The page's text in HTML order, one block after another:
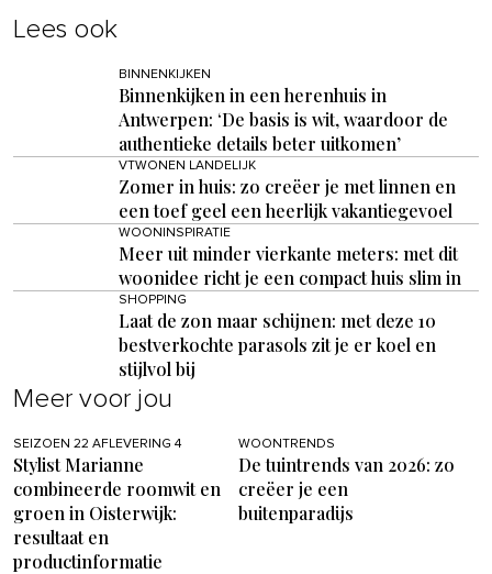
Lees ook
BINNENKIJKEN
Binnenkijken in een herenhuis in
Antwerpen: ‘De basis is wit, waardoor de
authentieke details beter uitkomen’
VTWONEN LANDELIJK
Zomer in huis: zo creëer je met linnen en
een toef geel een heerlijk vakantiegevoel
WOONINSPIRATIE
Meer uit minder vierkante meters: met dit
woonidee richt je een compact huis slim in
SHOPPING
Laat de zon maar schijnen: met deze 10
bestverkochte parasols zit je er koel en
stijlvol bij
Meer voor jou
SEIZOEN 22 AFLEVERING 4
Stylist Marianne
combineerde roomwit en
groen in Oisterwijk:
resultaat en
productinformatie
WOONTRENDS
De tuintrends van 2026: zo
creëer je een
buitenparadijs